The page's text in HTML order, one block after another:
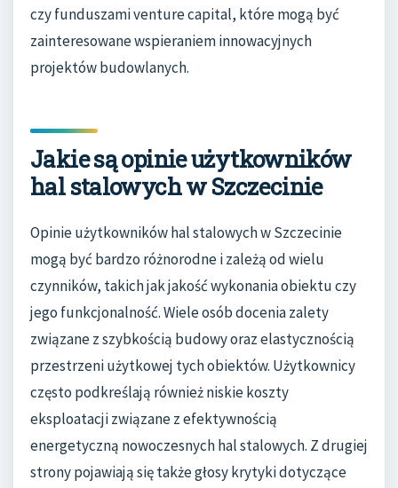
czy funduszami venture capital, które mogą być
zainteresowane wspieraniem innowacyjnych
projektów budowlanych.
Jakie są opinie użytkowników
hal stalowych w Szczecinie
Opinie użytkowników hal stalowych w Szczecinie
mogą być bardzo różnorodne i zależą od wielu
czynników, takich jak jakość wykonania obiektu czy
jego funkcjonalność. Wiele osób docenia zalety
związane z szybkością budowy oraz elastycznością
przestrzeni użytkowej tych obiektów. Użytkownicy
często podkreślają również niskie koszty
eksploatacji związane z efektywnością
energetyczną nowoczesnych hal stalowych. Z drugiej
strony pojawiają się także głosy krytyki dotyczące